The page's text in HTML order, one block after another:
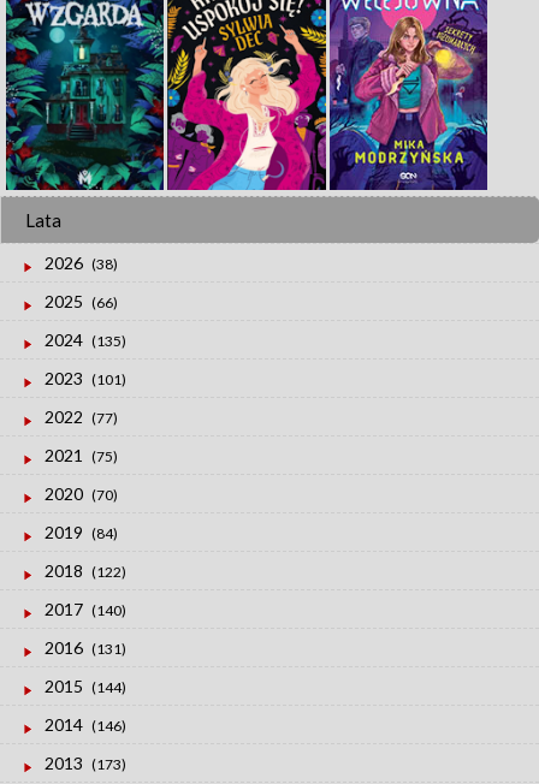
Lata
2026 (38)
2025 (66)
2024 (135)
2023 (101)
2022 (77)
2021 (75)
2020 (70)
2019 (84)
2018 (122)
2017 (140)
2016 (131)
2015 (144)
2014 (146)
2013 (173)